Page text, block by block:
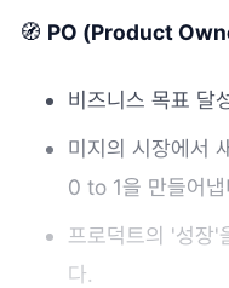
🧭 PO (Product
비즈니스 목표 달
미지의 시장에서
0 to 1을 만들어냅
프로덕트의 '성장'
다.